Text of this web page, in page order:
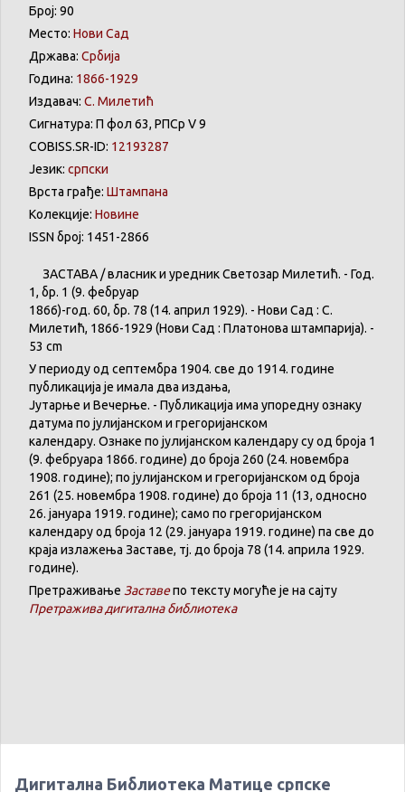
Број: 90
Место: Нови Сад
Држава: Србија
Година: 1866-1929
Издавач: С. Милетић
Сигнатура: П фол 63, РПСр V 9
COBISS.SR-ID: 12193287
Језик: српски
Врста грађе: Штампана
Колекције: Новине
ISSN број: 1451-2866
ЗАСТАВА/власники уредникСветозар Милетић. - Год.
1, бр. 1 (9. фебруар
1866)-год. 60, бр. 78 (14. април 1929). - Нови Сад : С.
Милетић, 1866-1929 (Нови Сад : Платонова штампарија). -
53 cm
Упериодуод септембра 1904. све до 1914. године
публикација је имала два издања,
Јутарње и Вечерње. - Публикација има упореднуознаку
датума по јулијанском и грегоријанском
календару. Ознаке по јулијанском календару су од броја 1
(9. фебруара 1866. године) до броја 260 (24. новембра
1908. године); по јулијанском и грегоријанском од броја
261 (25. новембра 1908. године) до броја 11 (13, односно
26. јануара 1919. године); само по грегоријанском
календаруод броја 12 (29. јануара 1919. године) па све до
краја излажења Заставе, тј. до броја 78 (14. априла 1929.
године).
Претраживање Заставепо тексту могуће је на сајту
Претражива дигитална библиотека
Дигитална Библиотека Матице српске